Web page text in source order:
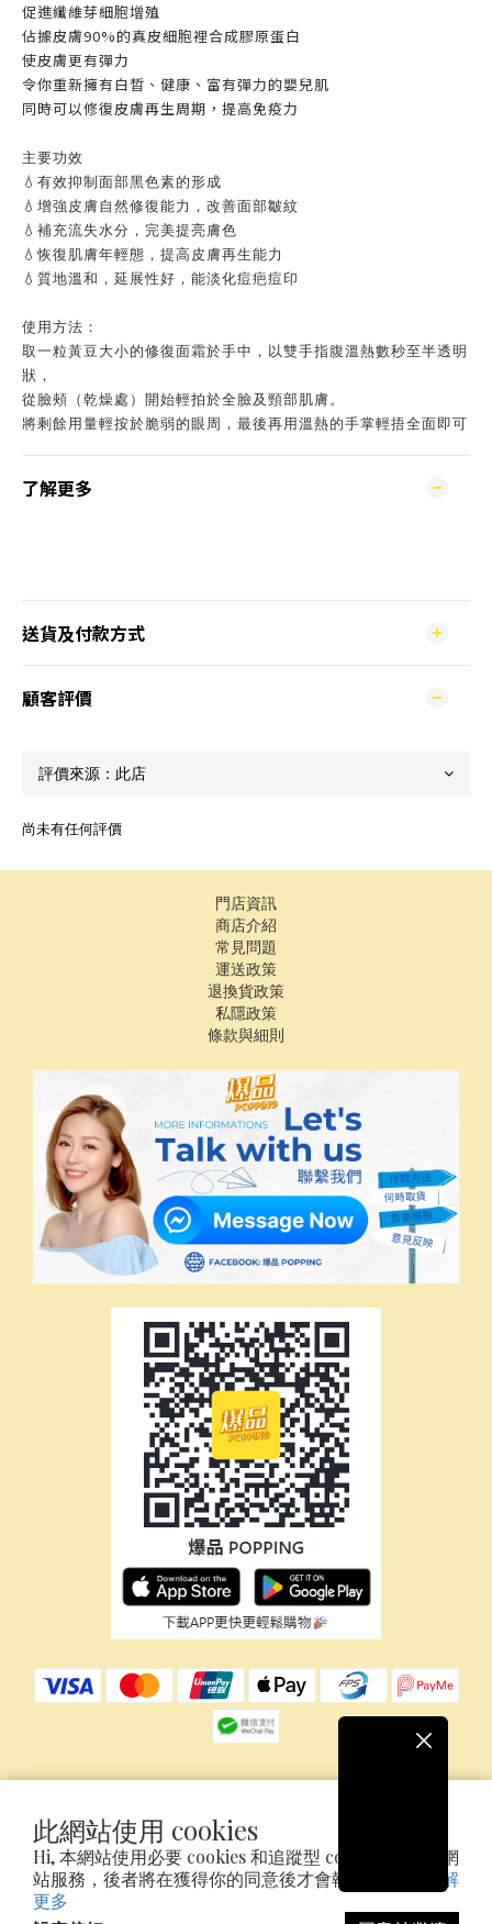
此網站使用 cookies
Hi, 本網站使用必要 cookies 和追蹤型 cookies 以確保網
站服務，後者將在獲得你的同意後才會執行追蹤。
了解
更多
促進纖維芽細胞增殖
佔據皮膚90%的真皮細胞裡合成膠原蛋白
使皮膚更有彈力
令你重新擁有白晳、健康、富有彈力的嬰兒肌
同時可以修復皮膚再生周期，提高免疫力
主要功效
💧有效抑制面部黑色素的形成
💧增強皮膚自然修復能力，改善面部皺紋
💧補充流失水分，完美提亮膚色
​​💧恢復肌膚年輕態，提高皮膚再生能力
💧質地溫和，延展性好，能淡化痘疤痘印
使用方法：
取一粒黃豆大小的修復面霜於手中，以雙手指腹溫熱數秒至半透明
狀，
從臉頰（乾燥處）開始輕拍於全臉及頸部肌膚。
將剩餘用量輕按於脆弱的眼周，最後再用溫熱的手掌輕捂全面即可
了解更多
送貨及付款方式
顧客評價
尚未有任何評價
門店資訊
商店介紹
常見問題
運送政策
退換貨政策
私隱政策
條款與細則
Copyright©2026 Ice Power Concept Limited